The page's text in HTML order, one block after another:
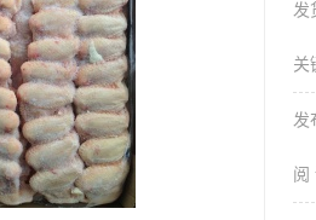
发
关
发
阅